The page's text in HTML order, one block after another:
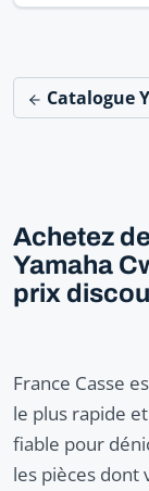
Catalogue
Achetez
Yamaha
prix
France Casse
le plus rapide
fiable pour
les pièces dont